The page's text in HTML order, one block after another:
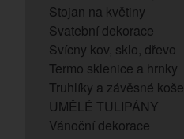
Stojan na květiny
Svatební dekorace
Svícny kov, sklo, dřevo
Termo sklenice a hrnky
Truhlíky a závěsné koše
UMĚLÉ TULIPÁNY
Vánoční dekorace